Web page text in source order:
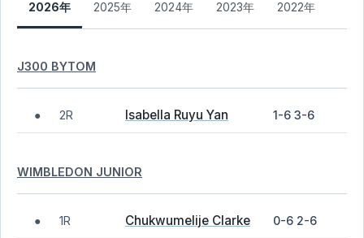
2026年 2025年 2024年 2023年 2022年
J300 BYTOM
● 2R Isabella Ruyu Yan 1-6 3-6
WIMBLEDON JUNIOR
● 1R Chukwumelije Clarke 0-6 2-6